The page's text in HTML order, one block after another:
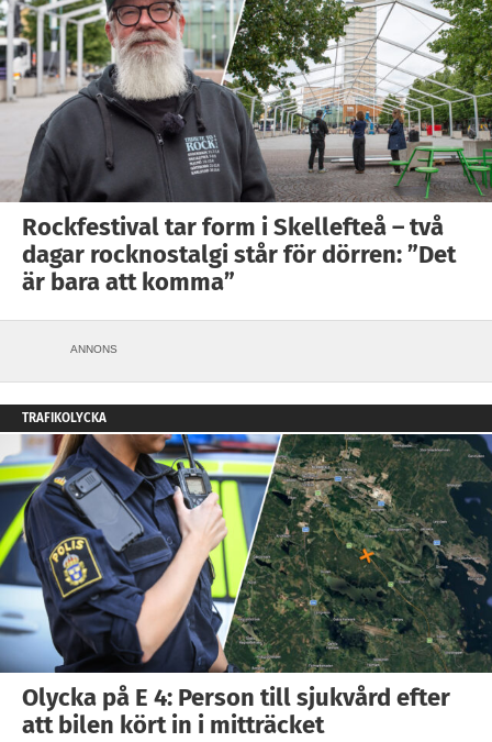
Rockfestival tar form i Skellefteå – två
dagar rocknostalgi står för dörren: ”Det
är bara att komma”
ANNONS
TRAFIKOLYCKA
Olycka på E 4: Person till sjukvård efter
att bilen kört in i mitträcket